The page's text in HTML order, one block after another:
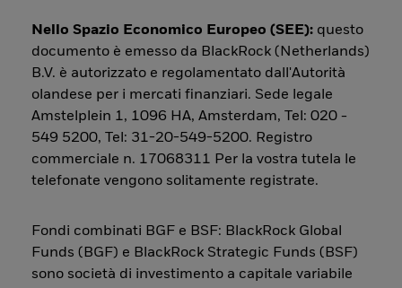
Nello Spazio Economico Europeo (SEE): questo
documento è emesso da BlackRock (Netherlands)
B.V. è autorizzato e regolamentato dall'Autorità
olandese per i mercati finanziari. Sede legale
Amstelplein 1, 1096 HA, Amsterdam, Tel: 020 -
549 5200, Tel: 31-20-549-5200. Registro
commerciale n. 17068311 Per la vostra tutela le
telefonate vengono solitamente registrate.
Fondi combinati BGF e BSF: BlackRock Global
Funds (BGF) e BlackRock Strategic Funds (BSF)
sono società di investimento a capitale variabile